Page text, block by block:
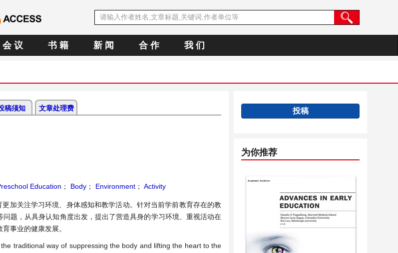
会 议 书 籍 新 闻 合 作 我 们
稿须知 文章处理费
Education ； Body ； Environment ； Activity
加关注学习环境、身体感知和教学活动。针对当前学前教育存在的教
问题，从具身认知角度出发，提出了营造具身的学习环境、重视活动在
事业的健康发展。
traditional way of suppressing the body and lifting the heart to the
投稿
为你推荐